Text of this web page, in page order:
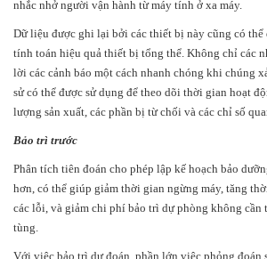
nhắc nhở người vận hành từ máy tính ở xa máy.
Dữ liệu được ghi lại bởi các thiết bị này cũng có thể
tính toán hiệu quả thiết bị tổng thể. Không chỉ các
lời các cảnh báo một cách nhanh chóng khi chúng
sử có thể được sử dụng để theo dõi thời gian hoạt
lượng sản xuất, các phần bị từ chối và các chỉ số
Bảo trì trước
Phân tích tiên đoán cho phép lập kế hoạch bảo
hơn, có thể giúp giảm thời gian ngừng máy, tăng
các lỗi, và giảm chi phí bảo trì dự phòng không cần
tùng.
Với việc bảo trì dự đoán, phần lớn việc phỏng đoán